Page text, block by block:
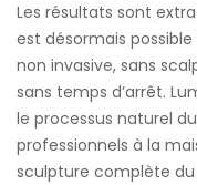
Les résultats sont
est désormais
non invasive, sans
sans temps d’arrêt.
le processus naturel
professionnels à la
sculpture complète du